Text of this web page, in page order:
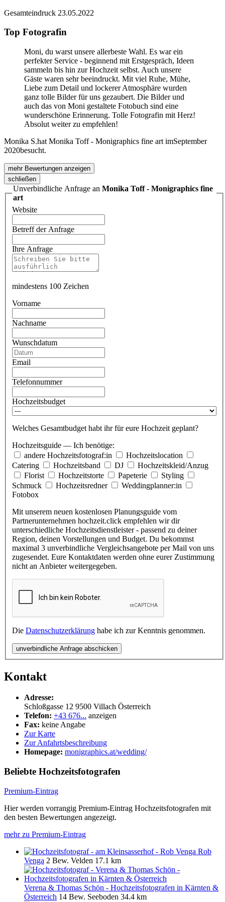
Gesamteindruck 23.05.2022
Top Fotografin
Moni, du warst unsere allerbeste Wahl. Es war ein
perfekter Service - beginnend mit Erstgespräch, Ideen
sammeln bis hin zur Hochzeit selbst. Auch unsere
Gäste waren sehr beeindruckt. Mit viel Ruhe, Mühe,
Liebe zum Detail und lockerer Atmosphäre wurden
ganz tolle Bilder für uns gezaubert. Die Bilder und
auch das von Moni gestaltete Fotobuch sind eine
wunderschöne Erinnerung. Tolle Fotografin mit Herz!
Absolut weiter zu empfehlen!
Monika S.hat Monika Toff - Monigraphics fine art imSeptember
2020besucht.
mehr Bewertungen anzeigen
schließen
Unverbindliche Anfrage an Monika Toff - Monigraphics fine
art
Website
Betreff der Anfrage
Ihre Anfrage
mindestens 100 Zeichen
Vorname
Nachname
Wunschdatum
Email
Telefonnummer
Hochzeitsbudget
Welches Gesamtbudget habt ihr für eure Hochzeit geplant?
Hochzeitsguide — Ich benötige:
andere Hochzeitsfotograf:in
Hochzeitslocation
Catering
Hochzeitsband DJ
Hochzeitskleid/Anzug
Florist
Hochzeitstorte Papeterie
Styling
Schmuck
Hochzeitsredner
Weddingplanner:in
Fotobox
Mit unserem neuen kostenlosen Planungsguide vom
Partnerunternehmen hochzeit.click empfehlen wir dir
unterschiedliche Hochzeitsdienstleister - passend zu deiner
Region, deinen Vorstellungen und Budget. Du bekommst
maximal 3 unverbindliche Vergleichsangebote per Mail von uns
zugesendet. Eure Kontaktdaten werden ohne eurer Zustimmung
nicht an Anbieter weitergegeben.
Die Datenschutzerklärung habe ich zur Kenntnis genommen.
unverbindliche Anfrage abschicken
Kontakt
Adresse:
Schloßgasse 12 9500 Villach Österreich
Telefon: +43 676... anzeigen
Fax: keine Angabe
Zur Karte
Zur Anfahrtsbeschreibung
Homepage: monigraphics.at/wedding/
Beliebte Hochzeitsfotografen
Premium-Eintrag
Hier werden vorrangig Premium-Eintrag Hochzeitsfotografen mit
den besten Bewertungen angezeigt.
mehr zu Premium-Eintrag
Rob
Venga 2 Bew. Velden 17.1 km
Verena & Thomas Schön - Hochzeitsfotografen in Kärnten &
Österreich 14 Bew. Seeboden 34.4 km